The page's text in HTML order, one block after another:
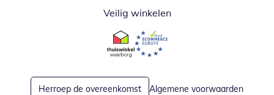
Veilig winkelen
Opent in nieuw venster
Opent in nieuw venster
Herroep de overeenkomst Algemene voorwaarden